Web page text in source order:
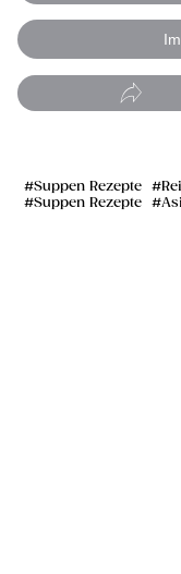
Suppen Rezepte
Suppen Rezepte